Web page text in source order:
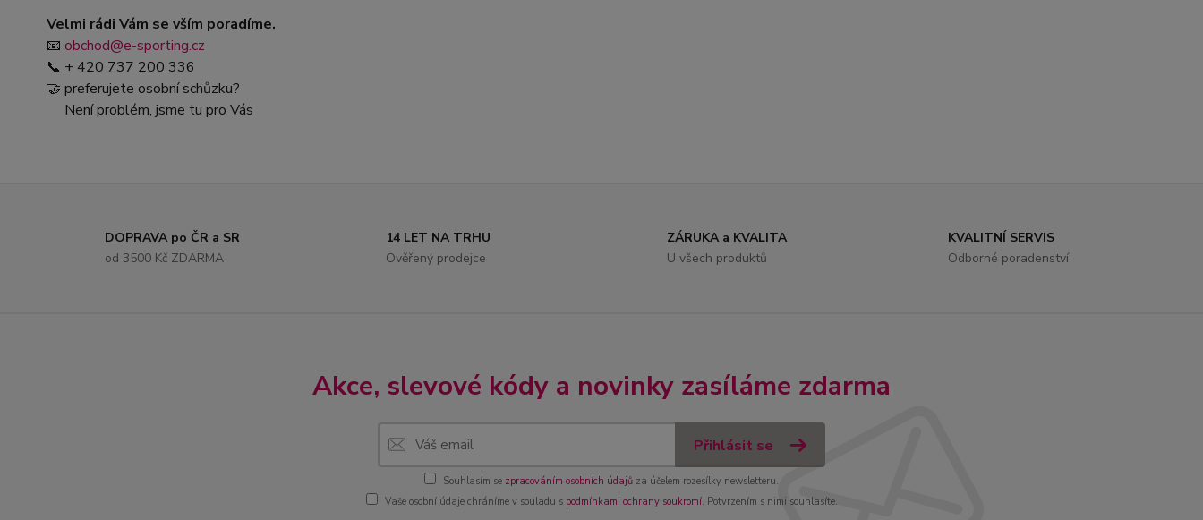
Velmi rádi Vám se vším poradíme.
📧 obchod@e-sporting.cz
📞 + 420 737 200 336
🤝 preferujete osobní schůzku?
Není problém, jsme tu pro Vás
DOPRAVA po ČR a SR
od 3500 Kč ZDARMA
14 LET NA TRHU
Ověřený prodejce
ZÁRUKA a KVALITA
U všech produktů
KVALITNÍ SERVIS
Odborné poradenství
Akce, slevové kódy a novinky zasíláme zdarma
Přihlásit se
Souhlasím se zpracováním osobních údajů za účelem rozesílky newsletteru.
Vaše osobní údaje chráníme v souladu s podmínkami ochrany soukromí. Potvrzením s nimi souhlasíte.